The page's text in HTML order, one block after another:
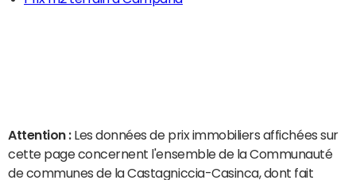
Attention : Les données de prix immobiliers affichées sur
cette page concernent l'ensemble de la Communauté
de communes de la Castagniccia-Casinca, dont fait